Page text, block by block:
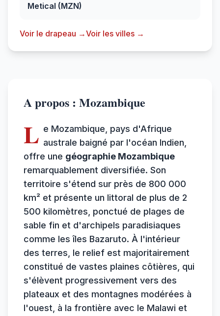
Metical (MZN)
Voir le drapeau →Voir les villes →
A propos : Mozambique
L e Mozambique, pays d'Afrique
australe baigné par l'océan Indien,
offre une géographie Mozambique
remarquablement diversifiée. Son
territoire s'étend sur près de 800 000
km² et présente un littoral de plus de 2
500 kilomètres, ponctué de plages de
sable fin et d'archipels paradisiaques
comme les îles Bazaruto. À l'intérieur
des terres, le relief est majoritairement
constitué de vastes plaines côtières, qui
s'élèvent progressivement vers des
plateaux et des montagnes modérées à
l'ouest, à la frontière avec le Malawi et